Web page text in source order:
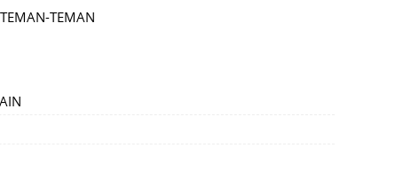
TEMAN